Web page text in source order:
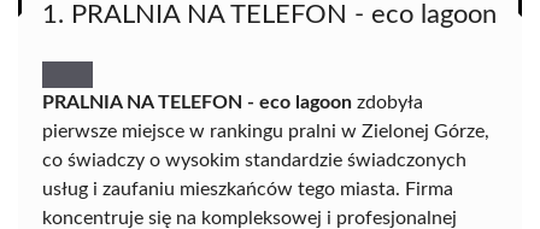
1. PRALNIA NA TELEFON - eco lagoon
PRALNIA NA TELEFON - eco lagoon zdobyła
pierwsze miejsce w rankingu pralni w Zielonej Górze,
co świadczy o wysokim standardzie świadczonych
usług i zaufaniu mieszkańców tego miasta. Firma
koncentruje się na kompleksowej i profesjonalnej